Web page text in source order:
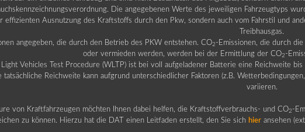
Die angegebenen Werte des jeweiligen Fahrzeugtyps
Ausnutzung des Kraftstoffs durch den Pkw, sondern auch vom Fahrstil und
Treibhausgas.
angegeben, die durch den Betrieb des PKW entstehen. CO2 -Emissionen, die durch
oder vermieden werden, werden bei der Ermittlung der CO2 -
Vehicles Test Procedure (WLTP) ist bei voll aufgeladener Batterie eine Reichweite
tatsächliche Reichweite kann aufgrund unterschiedlicher Faktoren (z.B.
variieren.
von Kraftfahrzeugen möchten Ihnen dabei helfen, die Kraftstoffverbrauchs- und CO2 -
zu können. Hierzu hat die DAT einen Leitfaden erstellt, den Sie sich hier ansehen